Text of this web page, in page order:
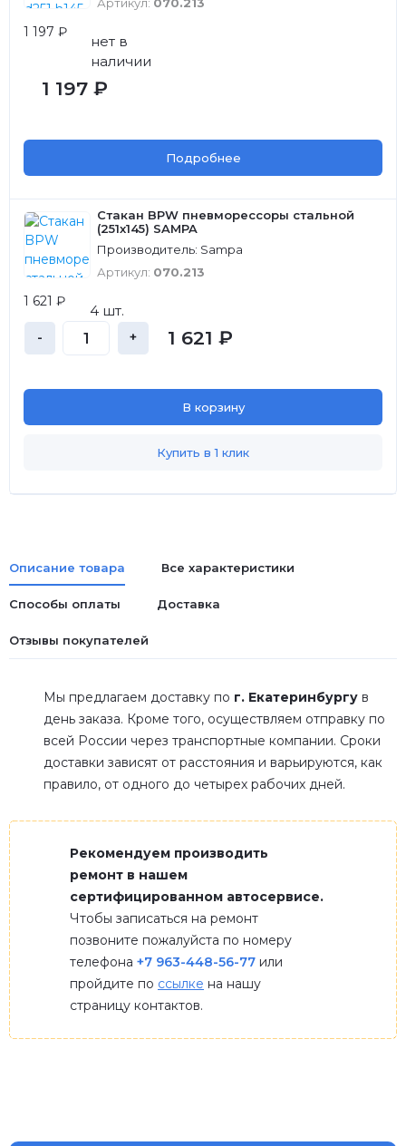
1 197 ₽
нет в
наличии
1 197 ₽
Подробнее
Стакан BPW пневморессоры стальной
(251х145) SAMPA
Производитель: Sampa
Артикул: 070.213
1 621 ₽
4 шт.
- + 1 621 ₽
В корзину
Купить в 1 клик
Описание товара Все характеристики
Способы оплаты Доставка
Отзывы покупателей
Мы предлагаем доставку по г. Екатеринбургу в
день заказа. Кроме того, осуществляем отправку по
всей России через транспортные компании. Сроки
доставки зависят от расстояния и варьируются, как
правило, от одного до четырех рабочих дней.
Рекомендуем производить
ремонт в нашем
сертифицированном автосервисе.
Чтобы записаться на ремонт
позвоните пожалуйста по номеру
телефона +7 963-448-56-77 или
пройдите по ссылке на нашу
страницу контактов.